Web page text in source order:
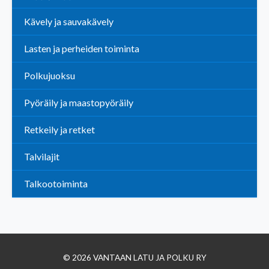
Kävely ja sauvakävely
Lasten ja perheiden toiminta
Polkujuoksu
Pyöräily ja maastopyöräily
Retkeily ja retket
Talvilajit
Talkootoiminta
© 2026 VANTAAN LATU JA POLKU RY